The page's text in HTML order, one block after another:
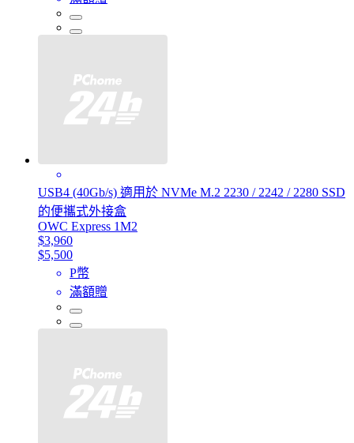
USB4 (40Gb/s) 適用於 NVMe M.2 2230 / 2242 / 2280 SSD
的便攜式外接盒
OWC Express 1M2
$3,960
$5,500
P幣
滿額贈